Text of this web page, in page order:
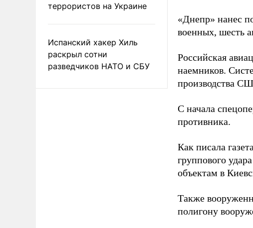
террористов на Украине
Испанский хакер Хиль
раскрыл сотни
разведчиков НАТО и СБУ
«Днепр» нанес
военных, шесть
Российская
наемников.
производства
С начала
противника.
Как писала
группового
объектам в
Также
полигону